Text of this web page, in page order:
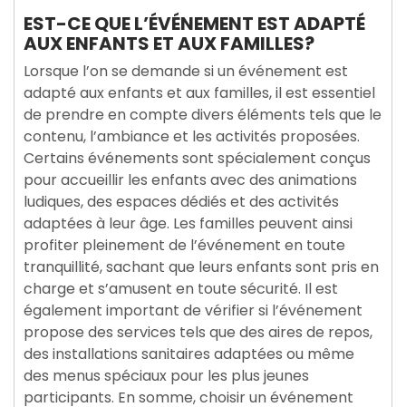
EST-CE QUE L’ÉVÉNEMENT EST ADAPTÉ
AUX ENFANTS ET AUX FAMILLES?
Lorsque l’on se demande si un événement est
adapté aux enfants et aux familles, il est essentiel
de prendre en compte divers éléments tels que le
contenu, l’ambiance et les activités proposées.
Certains événements sont spécialement conçus
pour accueillir les enfants avec des animations
ludiques, des espaces dédiés et des activités
adaptées à leur âge. Les familles peuvent ainsi
profiter pleinement de l’événement en toute
tranquillité, sachant que leurs enfants sont pris en
charge et s’amusent en toute sécurité. Il est
également important de vérifier si l’événement
propose des services tels que des aires de repos,
des installations sanitaires adaptées ou même
des menus spéciaux pour les plus jeunes
participants. En somme, choisir un événement